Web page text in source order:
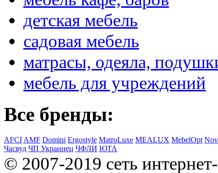
детская мебель
садовая мебель
матрасы, одеяла,
мебель для учреждений
Все бренды:
AFCI AMF Domini Ergostyle MatroLuxe MEALUX MebelOpt
Часвуд ЧП Украинец ЧФЛИ ЮТА
© 2007-2019 сеть